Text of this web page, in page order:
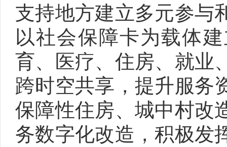
支持地方建立多元参与
以社会保障卡为载体
育、医疗、住房、就业
跨时空共享，提升服务
保障性住房、城中村改
务数字化改造，积极发